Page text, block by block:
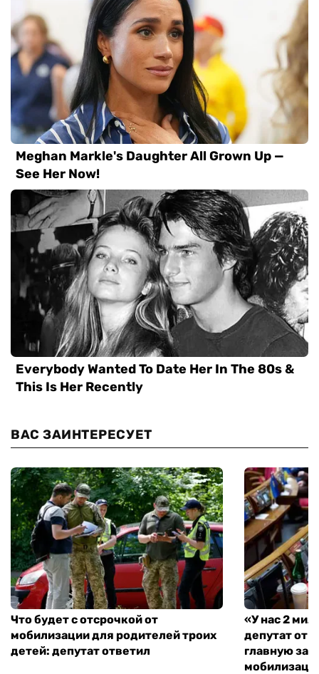
ВАС ЗАИНТЕРЕСУЕТ
Что будет с отсрочкой от
мобилизации для родителей троих
детей: депутат ответил
«У нас 2
депутат от
главную